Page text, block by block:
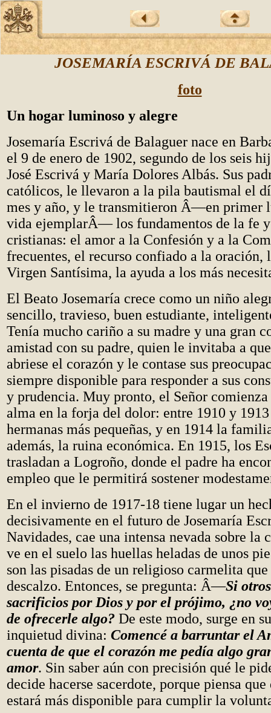
JOSEMARÍA ESCRIVÁ DE
foto
Un hogar luminoso y alegre
Josemaría Escrivá de Balaguer nace en
el 9 de enero de 1902, segundo de los seis
José Escrivá y María Dolores Albás. Sus
católicos, le llevaron a la pila bautismal el
mes y año, y le transmitieron Â—en primer
vida ejemplarÂ— los fundamentos de la fe
cristianas: el amor a la Confesión y a la
frecuentes, el recurso confiado a la oración,
Virgen Santísima, la ayuda a los más
El Beato Josemaría crece como un niño
sencillo, travieso, buen estudiante,
Tenía mucho cariño a su madre y una gran
amistad con su padre, quien le invitaba a
abriese el corazón y le contase sus
siempre disponible para responder a sus
y prudencia. Muy pronto, el Señor
alma en la forja del dolor: entre 1910 y 1913
hermanas más pequeñas, y en 1914 la
además, la ruina económica. En 1915, los
trasladan a Logroño, donde el padre ha
empleo que le permitirá sostener
En el invierno de 1917-18 tiene lugar un
decisivamente en el futuro de Josemaría
Navidades, cae una intensa nevada sobre la
ve en el suelo las huellas heladas de unos
son las pisadas de un religioso carmelita
descalzo. Entonces, se pregunta: Â—Si
sacrificios por Dios y por el prójimo, ¿no
de ofrecerle algo? De este modo, surge en
inquietud divina: Comencé a barruntar el
cuenta de que el corazón me pedía algo
amor. Sin saber aún con precisión qué le
decide hacerse sacerdote, porque piensa que
estará más disponible para cumplir la